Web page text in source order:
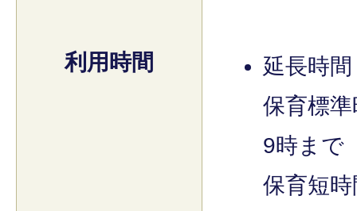
利用時間
延長時間
保育標
9時まで
保育短